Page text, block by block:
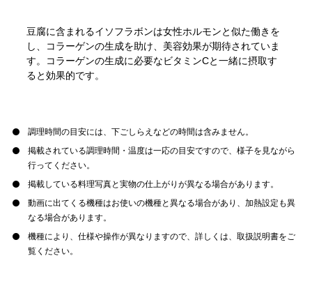
豆腐に含まれるイソフラボンは女性ホルモンと似た働きを
し、コラーゲンの生成を助け、美容効果が期待されていま
す。コラーゲンの生成に必要なビタミンCと一緒に摂取す
ると効果的です。
調理時間の目安には、下ごしらえなどの時間は含みません。
掲載されている調理時間・温度は一応の目安ですので、様子を見ながら
行ってください。
掲載している料理写真と実物の仕上がりが異なる場合があります。
動画に出てくる機種はお使いの機種と異なる場合があり、加熱設定も異
なる場合があります。
機種により、仕様や操作が異なりますので、詳しくは、取扱説明書をご
覧ください。